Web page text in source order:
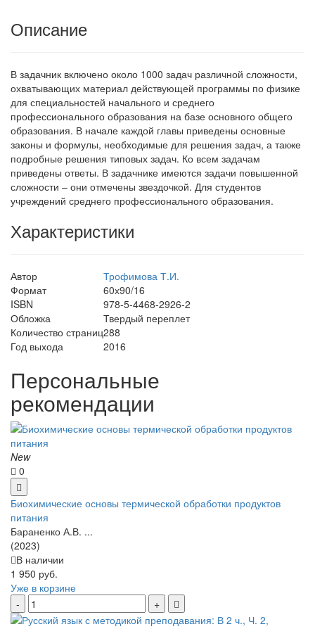
Описание
В задачник включено около 1000 задач различной сложности,
охватывающих материал действующей программы по физике
для специальностей начального и среднего
профессионального образования на базе основного общего
образования. В начале каждой главы приведены основные
законы и формулы, необходимые для решения задач, а также
подробные решения типовых задач. Ко всем задачам
приведены ответы. В задачнике имеются задачи повышенной
сложности – они отмечены звездочкой. Для студентов
учреждений среднего профессионального образования.
Характеристики
Автор
Трофимова Т.И.
Формат
60х90/16
ISBN
978-5-4468-2926-2
Обложка
Твердый переплет
Количество страниц288
Год выхода
2016
Персональные
рекомендации
New
0
Биохимические основы термической обработки продуктов
питания
Бараненко А.В. ...
(2023)
В наличии
1 950 руб.
Уже в корзине